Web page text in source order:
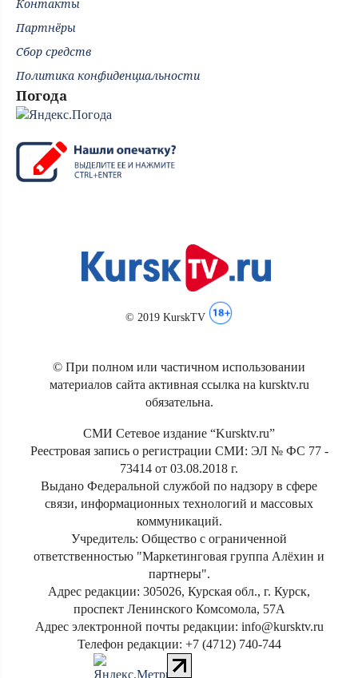
Контакты
Партнёры
Сбор средств
Политика конфиденциальности
Погода
© 2019 KurskTV
© При полном или частичном использовании
материалов сайта активная ссылка на kursktv.ru
обязательна.
СМИ Сетевое издание “Kursktv.ru”
Реестровая запись о регистрации СМИ: ЭЛ № ФС 77 -
73414 от 03.08.2018 г.
Выдано Федеральной службой по надзору в сфере
связи, информационных технологий и массовых
коммуникаций.
Учредитель: Общество с ограниченной
ответственностью "Маркетинговая группа Алёхин и
партнеры".
Адрес редакции: 305026, Курская обл., г. Курск,
проспект Ленинского Комсомола, 57А
Адрес электронной почты редакции: info@kursktv.ru
Телефон редакции: +7 (4712) 740-744